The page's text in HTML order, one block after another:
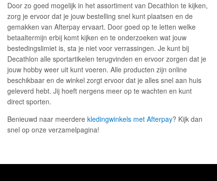
Door zo goed mogelijk in het assortiment van Decathlon te kijken,
zorg je ervoor dat je jouw bestelling snel kunt plaatsen en de
gemakken van Afterpay ervaart. Door goed op te letten welke
betaaltermijn erbij komt kijken en te onderzoeken wat jouw
bestedingslimiet is, sta je niet voor verrassingen. Je kunt bij
Decathlon alle sportartikelen terugvinden en ervoor zorgen dat je
jouw hobby weer uit kunt voeren. Alle producten zijn online
beschikbaar en de winkel zorgt ervoor dat je alles snel aan huis
geleverd hebt. Jij hoeft nergens meer op te wachten en kunt
direct sporten.
Benieuwd naar meerdere kledingwinkels met Afterpay? Kijk dan
snel op onze verzamelpagina!